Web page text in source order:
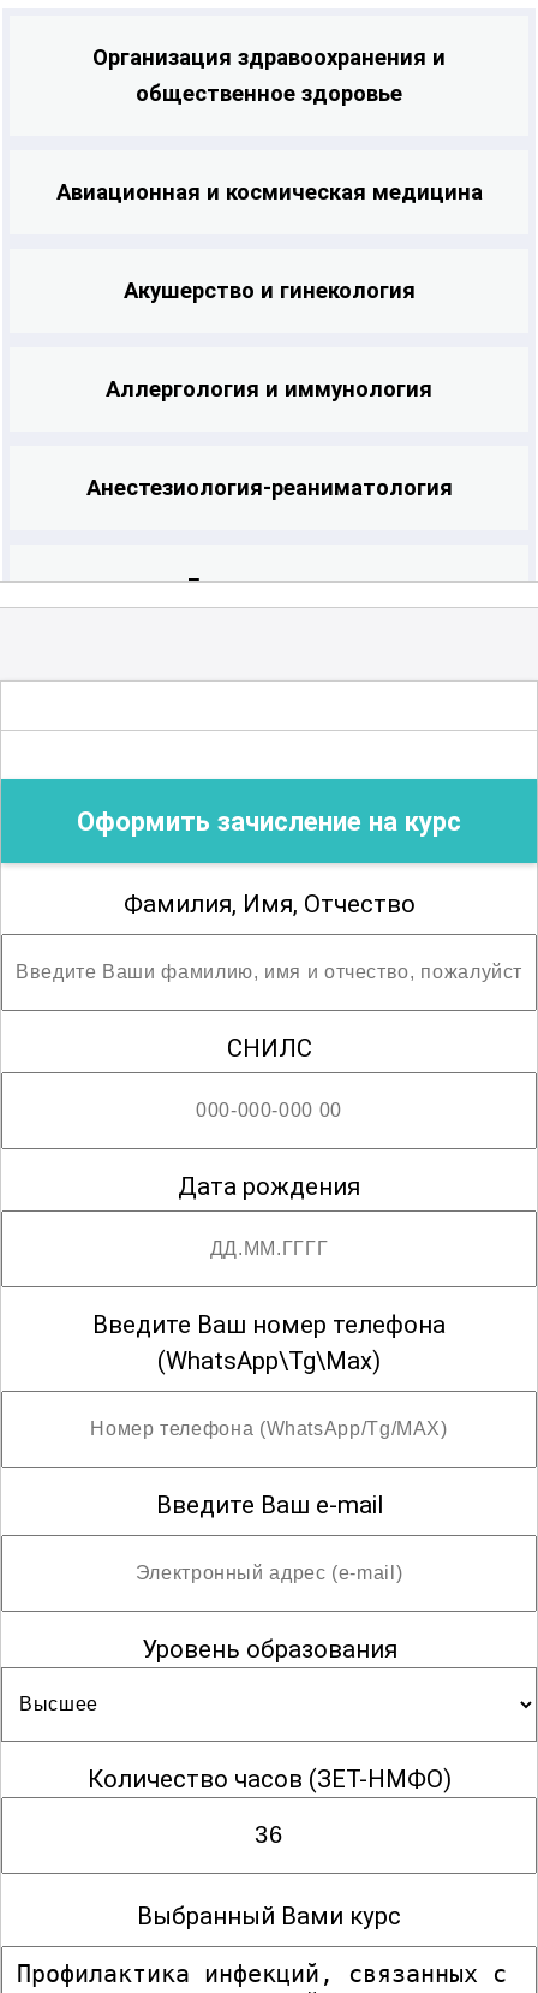
Организация здравоохранения и
общественное здоровье
Авиационная и космическая медицина
Акушерство и гинекология
Аллергология и иммунология
Анестезиология-реаниматология
Бактериология
Вирусология
Водолазная медицина
Гематология
Генетика
Гериатрия
Гигиена питания
Гигиена труда
Гигиеническое воспитание
Дезинфектология
Дерматовенерология
Детская кардиология
Детская онкология
Оформить зачисление на курс
Фамилия, Имя, Отчество
СНИЛС
Дата рождения
Введите Ваш номер телефона
(WhatsApp\Tg\Max)
Введите Ваш e-mail
Уровень образования
Количество часов (ЗЕТ-НМФО)
Выбранный Вами курс